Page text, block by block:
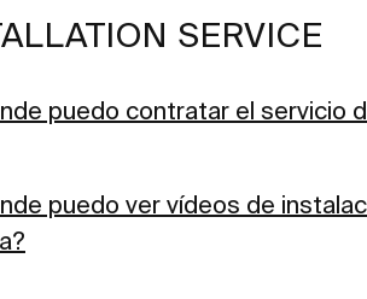
SERVICE
puedo contratar el servicio
puedo ver vídeos de